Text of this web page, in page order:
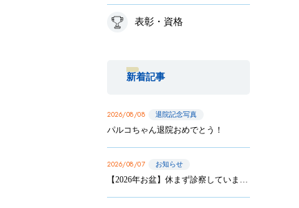
表彰・資格
新着記事
2026/08/08 退院記念写真
パルコちゃん退院おめでとう！
2026/08/07 お知らせ
【2026年お盆】休まず診察しています